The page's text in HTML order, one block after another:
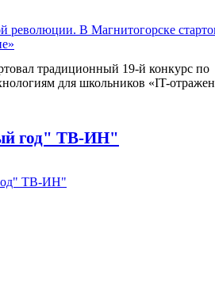
традиционный 19-й конкурс по
для школьников «IT-
год" ТВ-ИН"